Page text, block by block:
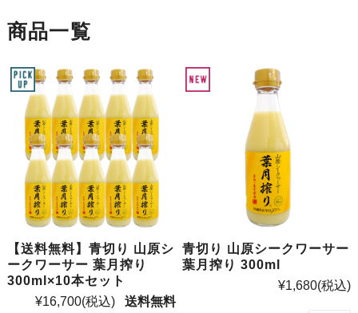
商品一覧
【送料無料】青切り 山原シ
ークワーサー 葉月搾り
300ml×10本セット
¥16,700(税込) 送料無料
青切り 山原シークワーサー
葉月搾り 300ml
¥1,680(税込)